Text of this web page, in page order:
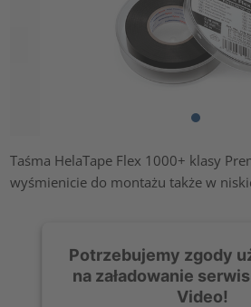
Taśma HelaTape Flex 1000+ klasy
wyśmienicie do montażu także w
Potrzebujemy zgody
na załadowanie
Video!